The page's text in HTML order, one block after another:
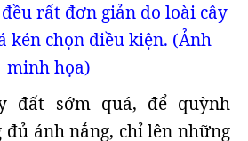
rất đơn giản do loài cây
kén chọn điều kiện. (Ảnh
minh họa)
đất sớm quá, để quỳnh
ánh nắng, chỉ lên những